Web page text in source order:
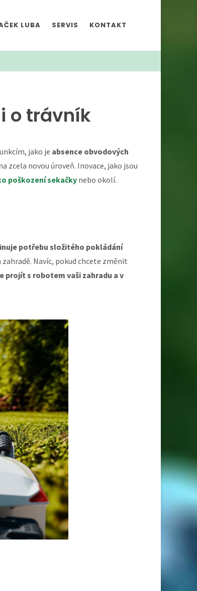
LUBA SERVIS KONTAKT
o trávník
jako je absence obvodových
zcela novou úroveň. Inovace, jako jsou
poškození sekačky nebo okolí.
potřebu složitého pokládání
Navíc, pokud chcete změnit
projít s robotem vaši zahradu a v